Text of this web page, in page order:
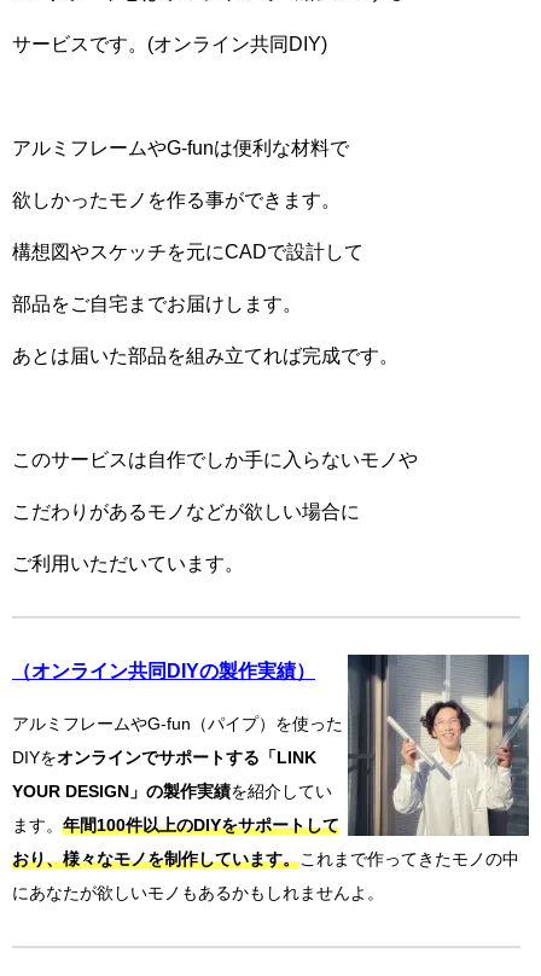
サービスです。(オンライン共同DIY)
アルミフレームやG-funは便利な材料で
欲しかったモノを作る事ができます。
構想図やスケッチを元にCADで設計して
部品をご自宅までお届けします。
あとは届いた部品を組み立てれば完成です。
このサービスは自作でしか手に入らないモノや
こだわりがあるモノなどが欲しい場合に
ご利用いただいています。
（オンライン共同DIYの製作実績）
アルミフレームやG-fun（パイプ）を使った
DIYをオンラインでサポートする「LINK
YOUR DESIGN」の製作実績を紹介してい
ます。 年間100件以上のDIYをサポートして
おり、様々なモノを制作しています。これまで作ってきたモノの中
にあなたが欲しいモノもあるかもしれませんよ。